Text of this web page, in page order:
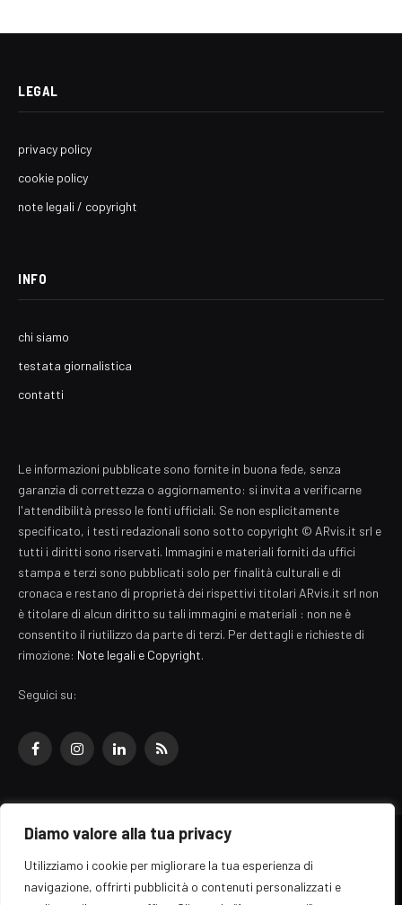
Diamo valore alla tua privacy
Utilizziamo i cookie per migliorare la tua esperienza di
navigazione, offrirti pubblicità o contenuti personalizzati e
LEGAL
privacy policy
cookie policy
note legali / copyright
INFO
chi siamo
testata giornalistica
contatti
Le informazioni pubblicate sono fornite in buona fede, senza
garanzia di correttezza o aggiornamento: si invita a verificarne
l'attendibilità presso le fonti ufficiali. Se non esplicitamente
specificato, i testi redazionali sono sotto copyright © ARvis.it srl e
tutti i diritti sono riservati. Immagini e materiali forniti da uffici
stampa e terzi sono pubblicati solo per finalità culturali e di
cronaca e restano di proprietà dei rispettivi titolari ARvis.it srl non
è titolare di alcun diritto su tali immagini e materiali : non ne è
consentito il riutilizzo da parte di terzi. Per dettagli e richieste di
rimozione: Note legali e Copyright.
Seguici su:
FacebookInstagramLinkedInRSS
© 2026 EZ Rome Designed by ARvis.it
Il portale EZ Rome e' una testata giornalistica di carattere generalista
registrata al tribunale di Roma - Numero 389/2008